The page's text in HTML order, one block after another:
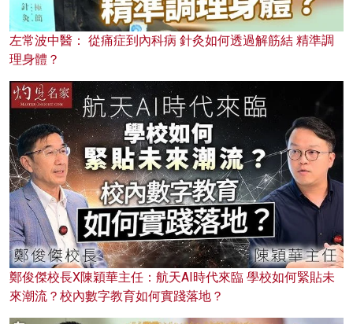
左常波中醫： 從痛症到內科病 針灸如何透過解筋結 精準調
理身體？
鄭俊傑校長X陳穎華主任：航天AI時代來臨 學校如何緊貼未
來潮流？校內數字教育如何實踐落地？